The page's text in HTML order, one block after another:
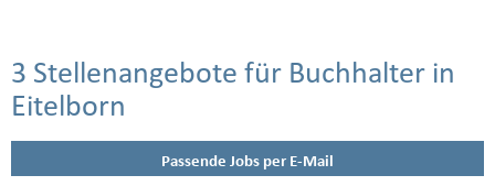
3 Stellenangebote für Buchhalter in
Eitelborn
Passende Jobs per E-Mail